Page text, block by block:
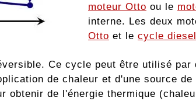
moteur Otto ou le
interne. Les deux
Otto et le cycle diesel
Ce cycle peut être utilisé par
de chaleur et d'une source
obtenir de l'énergie thermique